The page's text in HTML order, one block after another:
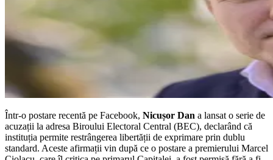
Într-o postare recentă pe Facebook, Nicușor Dan a lansat o serie de
acuzații la adresa Biroului Electoral Central (BEC), declarând că
instituția permite restrângerea libertății de exprimare prin dublu
standard. Aceste afirmații vin după ce o postare a premierului Marcel